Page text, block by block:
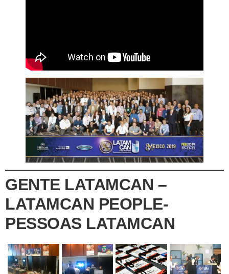
GENTE LATAMCAN –
LATAMCAN PEOPLE-
PESSOAS LATAMCAN